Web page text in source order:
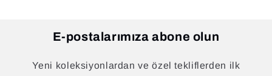
E-postalarımıza abone olun
Yeni koleksiyonlardan ve özel tekliflerden ilk